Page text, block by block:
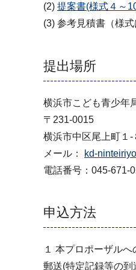
(2) 提案書(様式４～
(3) 参考見積書（様式
提出場所
横浜市こども青少年
〒231-0015
横浜市中区尾上町１
メール：
kd-
電話番号：045-671-
申込方法
１ 本プロポーザル
郵送(特定記録等の